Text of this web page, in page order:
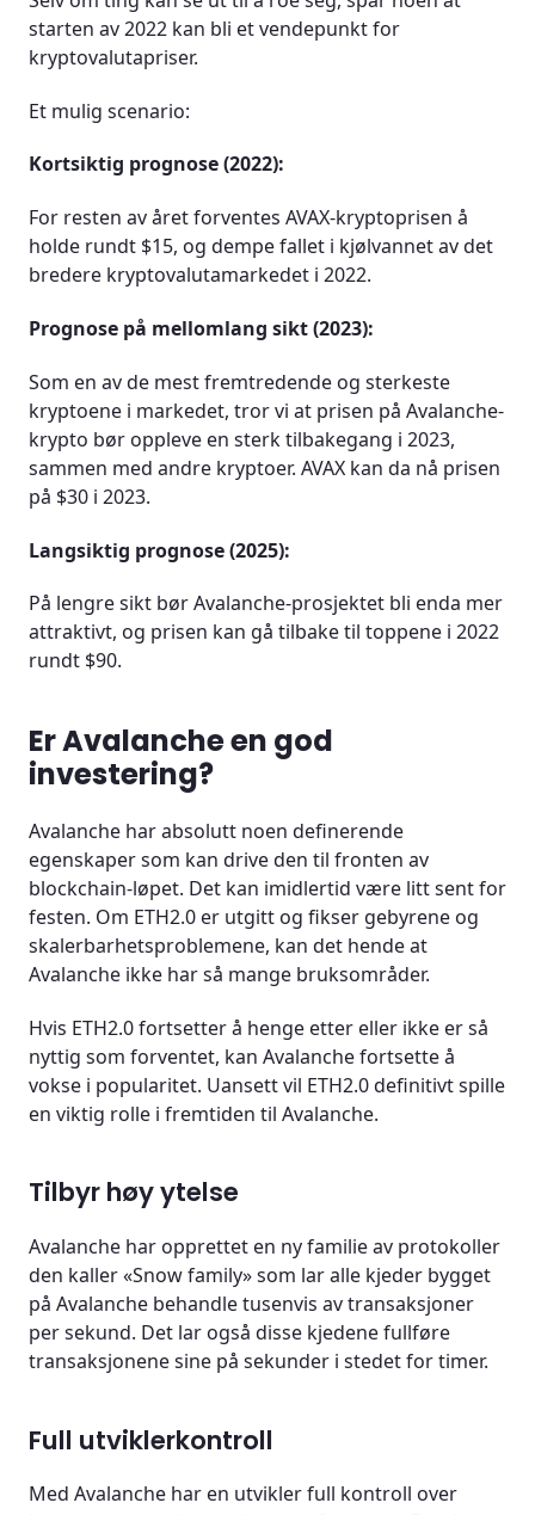
starten av 2022 kan bli et vendepunkt for
kryptovalutapriser.
Et mulig scenario:
Kortsiktig prognose (2022):
For resten av året forventes AVAX-kryptoprisen å
holde rundt $15, og dempe fallet i kjølvannet av det
bredere kryptovalutamarkedet i 2022.
Prognose på mellomlang sikt (2023):
Som en av de mest fremtredende og sterkeste
kryptoene i markedet, tror vi at prisen på Avalanche-
krypto bør oppleve en sterk tilbakegang i 2023,
sammen med andre kryptoer. AVAX kan da nå prisen
på $30 i 2023.
Langsiktig prognose (2025):
På lengre sikt bør Avalanche-prosjektet bli enda mer
attraktivt, og prisen kan gå tilbake til toppene i 2022
rundt $90.
Er Avalanche en god
investering?
Avalanche har absolutt noen definerende
egenskaper som kan drive den til fronten av
blockchain-løpet. Det kan imidlertid være litt sent for
festen. Om ETH2.0 er utgitt og fikser gebyrene og
skalerbarhetsproblemene, kan det hende at
Avalanche ikke har så mange bruksområder.
Hvis ETH2.0 fortsetter å henge etter eller ikke er så
nyttig som forventet, kan Avalanche fortsette å
vokse i popularitet. Uansett vil ETH2.0 definitivt spille
en viktig rolle i fremtiden til Avalanche.
Tilbyr høy ytelse
Avalanche har opprettet en ny familie av protokoller
den kaller «Snow family» som lar alle kjeder bygget
på Avalanche behandle tusenvis av transaksjoner
per sekund. Det lar også disse kjedene fullføre
transaksjonene sine på sekunder i stedet for timer.
Full utviklerkontroll
Med Avalanche har en utvikler full kontroll over